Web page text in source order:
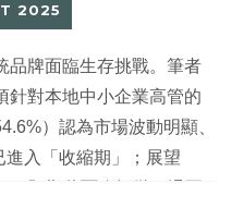
2025
品牌面臨生存挑戰。筆者
針對本地中小企業高管的
）認為市場波動明顯、
入「收縮期」；展望